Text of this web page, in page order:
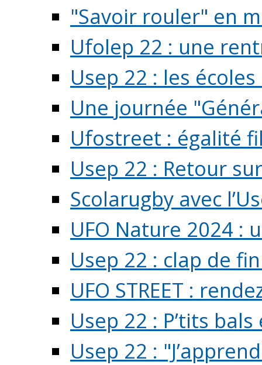
"Savoir rouler" en
Ufolep 22 : une
Usep 22 : les
Une journée
Ufostreet : égalité
Usep 22 : Retour
Scolarugby avec
UFO Nature 2024 :
Usep 22 : clap de
UFO STREET :
Usep 22 : P’tits
Usep 22 :